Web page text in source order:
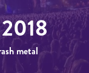
metal